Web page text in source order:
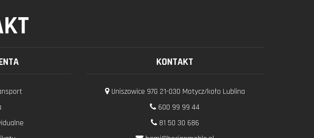
KONTAKT
Uniszowice 97G 21-030 Motycz/koło Lublina
600 99 99 44
81 50 30 686